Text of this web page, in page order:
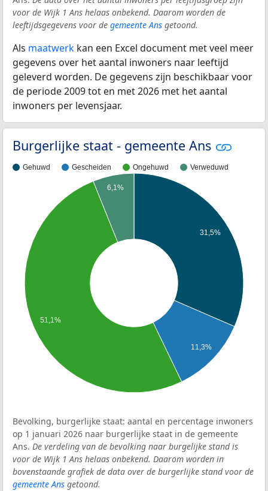
voor de Wijk 1 Ans helaas onbekend. Daarom worden de
leeftijdsgegevens voor de gemeente Ans getoond.
Als maatwerk kan een Excel document met veel meer
gegevens over het aantal inwoners naar leeftijd
geleverd worden. De gegevens zijn beschikbaar voor
de periode 2009 tot en met 2026 met het aantal
inwoners per levensjaar.
Burgerlijke staat - gemeente Ans
Gehuwd Gescheiden Ongehuwd Verweduwd
31,5%
11,3%
6,1%
51,1%
Bevolking, burgerlijke staat: aantal en percentage inwoners
op 1 januari 2026 naar burgerlijke staat in de gemeente
Ans. De verdeling van de bevolking naar burgelijke stand is
voor de Wijk 1 Ans helaas onbekend. Daarom worden in
bovenstaande grafiek de data over de burgerlijke stand voor de
gemeente Ans getoond.